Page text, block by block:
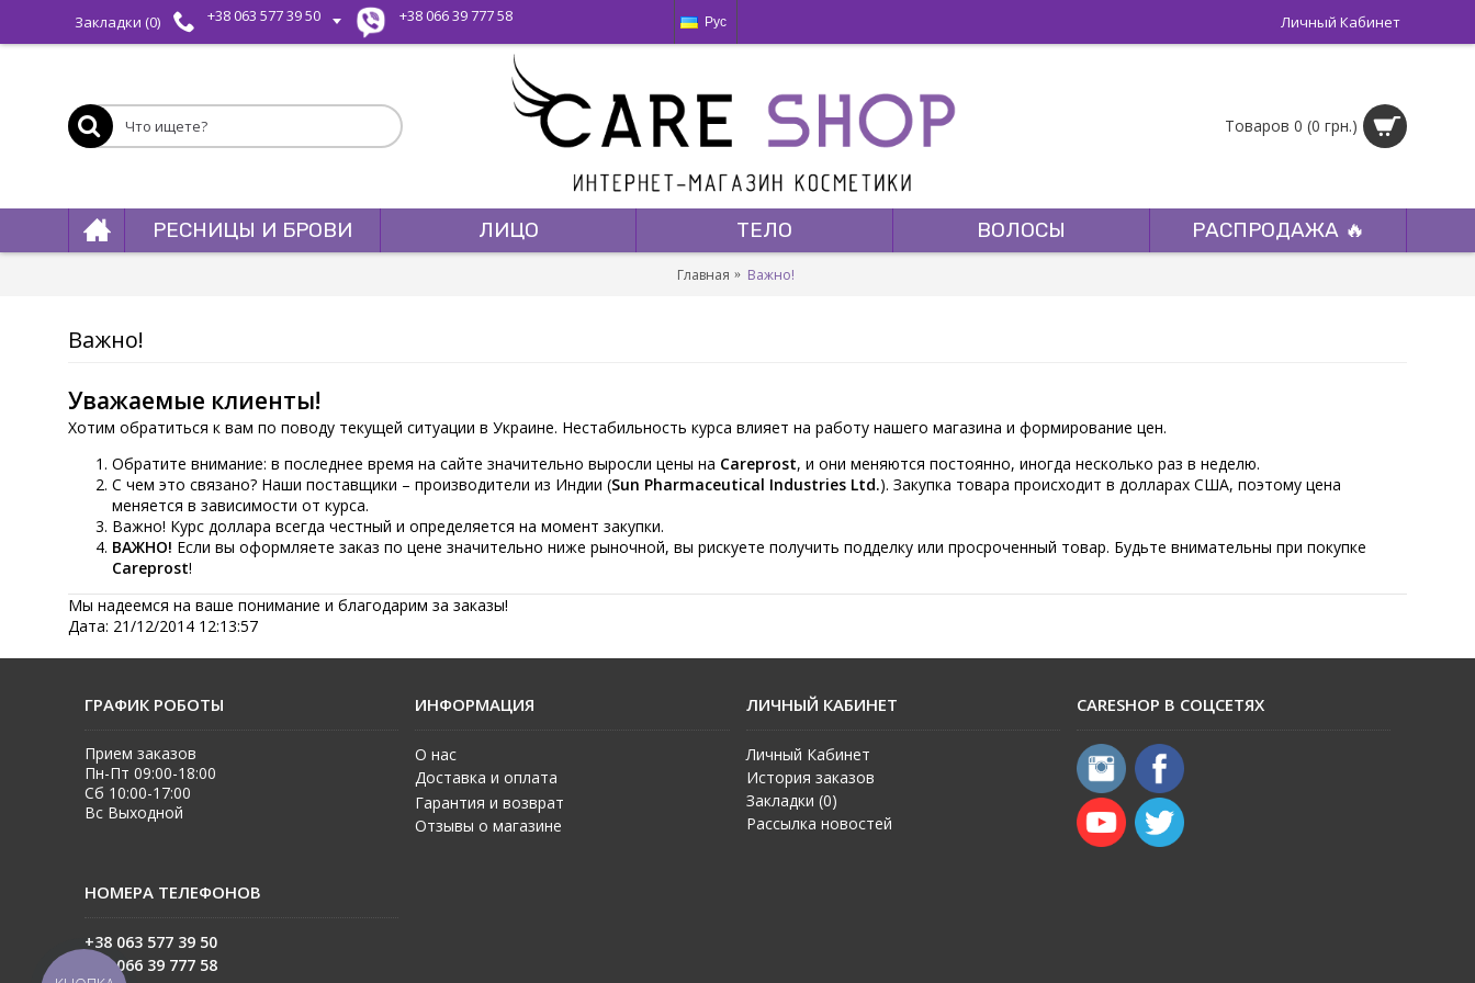
Закладки (0) +38 063 577 39 50 +38 066 39 777 58 Рус Личный Кабинет
Товаров 0 (0 грн.)
РЕСНИЦЫ И БРОВИ ЛИЦО ТЕЛО ВОЛОСЫ РАСПРОДАЖА 🔥
Главная Важно!
Важно!
Уважаемые клиенты!
Хотим обратиться к вам по поводу текущей ситуации в Украине. Нестабильность курса влияет на работу нашего магазина и формирование цен.
Обратите внимание: в последнее время на сайте значительно выросли цены на Careprost, и они меняются постоянно, иногда несколько раз в неделю.
С чем это связано? Наши поставщики – производители из Индии (Sun Pharmaceutical Industries Ltd.). Закупка товара происходит в долларах США, поэтому цена
меняется в зависимости от курса.
Важно! Курс доллара всегда честный и определяется на момент закупки.
ВАЖНО! Если вы оформляете заказ по цене значительно ниже рыночной, вы рискуете получить подделку или просроченный товар. Будьте внимательны при покупке
Careprost!
Мы надеемся на ваше понимание и благодарим за заказы!
Дата: 21/12/2014 12:13:57
ГРАФИК РОБОТЫ
Прием заказов
Пн-Пт 09:00-18:00
Сб 10:00-17:00
Вс Выходной
ИНФОРМАЦИЯ
О нас
Доставка и оплата
Гарантия и возврат
Отзывы о магазине
ЛИЧНЫЙ КАБИНЕТ
Личный Кабинет
История заказов
Закладки (0)
Рассылка новостей
CARESHOP В СОЦСЕТЯХ
НОМЕРА ТЕЛЕФОНОВ
+38 063 577 39 50
+38 066 39 777 58